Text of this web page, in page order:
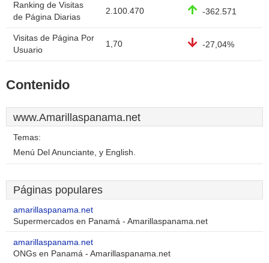
Ranking de Visitas
de Página Diarias
2.100.470 -362.571
Visitas de Página Por
Usuario
1,70 -27,04%
Contenido
www.Amarillaspanama.net
Temas:
Menú Del Anunciante, y English.
Páginas populares
amarillaspanama.net
Supermercados en Panamá - Amarillaspanama.net
amarillaspanama.net
ONGs en Panamá - Amarillaspanama.net